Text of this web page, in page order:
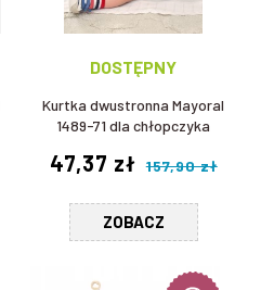
DOSTĘPNY
Kurtka dwustronna Mayoral
1489-71 dla chłopczyka
47,37 zł 157,90 zł
ZOBACZ